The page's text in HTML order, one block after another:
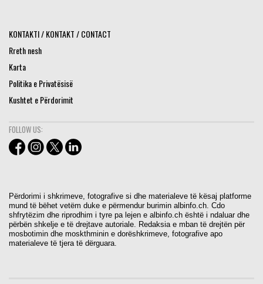
KONTAKTI / KONTAKT / CONTACT
Rreth nesh
Karta
Politika e Privatësisë
Kushtet e Përdorimit
FOLLOW US:
Përdorimi i shkrimeve, fotografive si dhe materialeve të kësaj platforme
mund të bëhet vetëm duke e përmendur burimin albinfo.ch. Cdo
shfrytëzim dhe riprodhim i tyre pa lejen e albinfo.ch është i ndaluar dhe
përbën shkelje e të drejtave autoriale. Redaksia e mban të drejtën për
mosbotimin dhe moskthminin e dorëshkrimeve, fotografive apo
materialeve të tjera të dërguara.